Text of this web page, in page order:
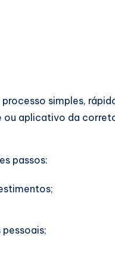
simples,
aplicativo da
passos: